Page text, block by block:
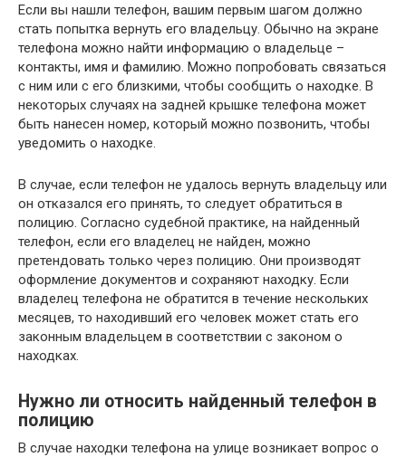
Если вы нашли телефон, вашим первым шагом должно
стать попытка вернуть его владельцу. Обычно на экране
телефона можно найти информацию о владельце –
контакты, имя и фамилию. Можно попробовать связаться
с ним или с его близкими, чтобы сообщить о находке. В
некоторых случаях на задней крышке телефона может
быть нанесен номер, который можно позвонить, чтобы
уведомить о находке.
В случае, если телефон не удалось вернуть владельцу или
он отказался его принять, то следует обратиться в
полицию. Согласно судебной практике, на найденный
телефон, если его владелец не найден, можно
претендовать только через полицию. Они производят
оформление документов и сохраняют находку. Если
владелец телефона не обратится в течение нескольких
месяцев, то находивший его человек может стать его
законным владельцем в соответствии с законом о
находках.
Нужно ли относить найденный телефон в
полицию
В случае находки телефона на улице возникает вопрос о